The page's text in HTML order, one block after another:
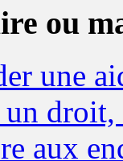
ou
une
droit,
aux